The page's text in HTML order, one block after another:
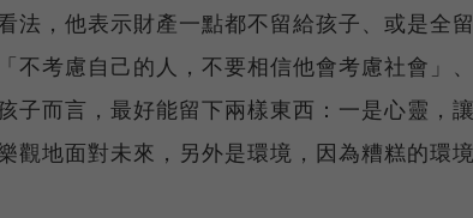
法，他表示財產一點都不留給孩子、或是全
不考慮自己的人，不要相信他會考慮社會」
子而言，最好能留下兩樣東西：一是心靈，
觀地面對未來，另外是環境，因為糟糕的環